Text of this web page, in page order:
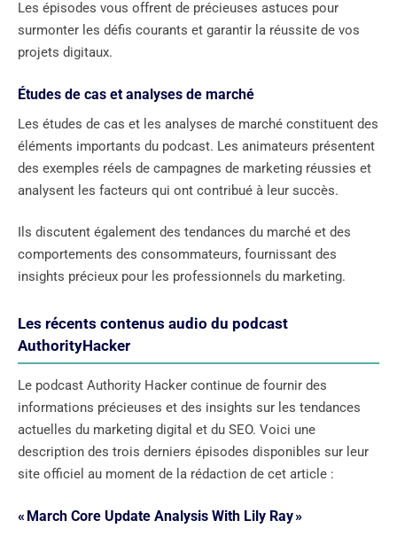
Les épisodes vous offrent de précieuses astuces pour
surmonter les défis courants et garantir la réussite de vos
projets digitaux.
Études de cas et analyses de marché
Les études de cas et les analyses de marché constituent des
éléments importants du podcast. Les animateurs présentent
des exemples réels de campagnes de marketing réussies et
analysent les facteurs qui ont contribué à leur succès.
Ils discutent également des tendances du marché et des
comportements des consommateurs, fournissant des
insights précieux pour les professionnels du marketing.
Les récents contenus audio du podcast
AuthorityHacker
Le podcast Authority Hacker continue de fournir des
informations précieuses et des insights sur les tendances
actuelles du marketing digital et du SEO. Voici une
description des trois derniers épisodes disponibles sur leur
site officiel au moment de la rédaction de cet article :
« March Core Update Analysis With Lily Ray »